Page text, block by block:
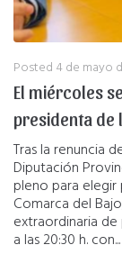
Posted 4 de mayo
El miércoles
presidenta de
Tras la renuncia
Diputación
pleno para
Comarca del
extraordinaria
a las 20:30 h. con...